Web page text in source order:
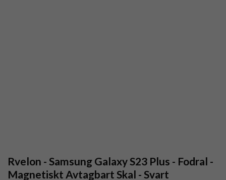
Rvelon - Samsung Galaxy S23 Plus - Fodral -
Magnetiskt Avtagbart Skal - Svart